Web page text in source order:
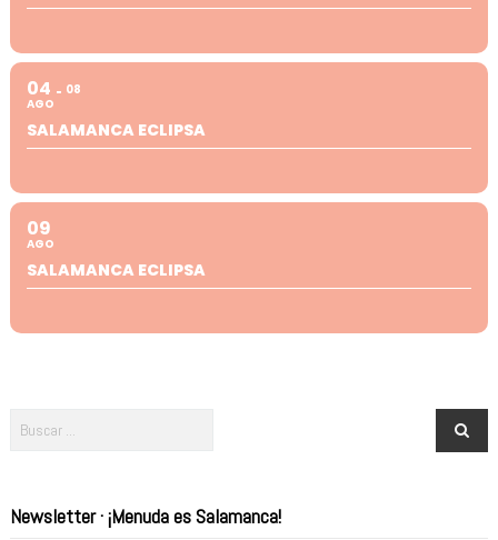
04
AGO
08
SALAMANCA ECLIPSA
09
AGO
SALAMANCA ECLIPSA
Newsletter · ¡Menuda es Salamanca!